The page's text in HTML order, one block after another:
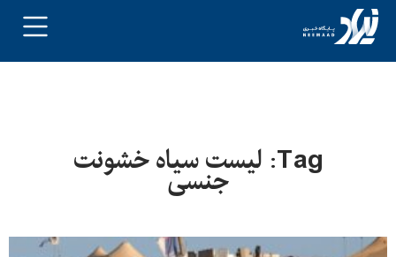
Tag: لیست سیاه خشونت
جنسی